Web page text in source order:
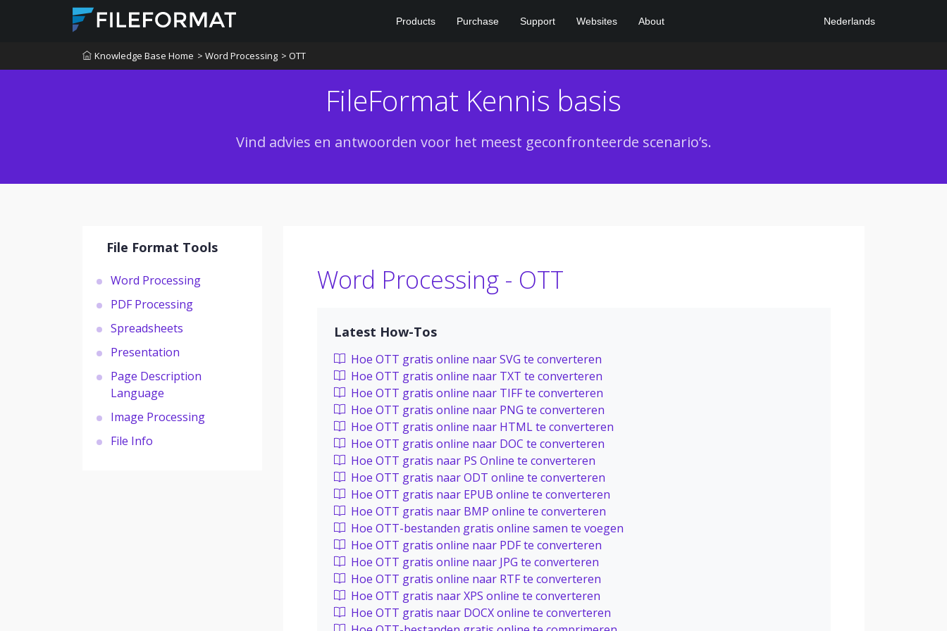
Products Purchase Support Websites About Nederlands
Knowledge Base Home > Word Processing > OTT
FileFormat Kennis basis
Vind advies en antwoorden voor het meest geconfronteerde scenario’s.
File Format Tools
Word Processing
PDF Processing
Spreadsheets
Presentation
Page Description
Language
Image Processing
File Info
Word Processing - OTT
Latest How-Tos
Hoe OTT gratis online naar SVG te converteren
Hoe OTT gratis online naar TXT te converteren
Hoe OTT gratis online naar TIFF te converteren
Hoe OTT gratis online naar PNG te converteren
Hoe OTT gratis online naar HTML te converteren
Hoe OTT gratis online naar DOC te converteren
Hoe OTT gratis naar PS Online te converteren
Hoe OTT gratis naar ODT online te converteren
Hoe OTT gratis naar EPUB online te converteren
Hoe OTT gratis naar BMP online te converteren
Hoe OTT-bestanden gratis online samen te voegen
Hoe OTT gratis online naar PDF te converteren
Hoe OTT gratis online naar JPG te converteren
Hoe OTT gratis online naar RTF te converteren
Hoe OTT gratis naar XPS online te converteren
Hoe OTT gratis naar DOCX online te converteren